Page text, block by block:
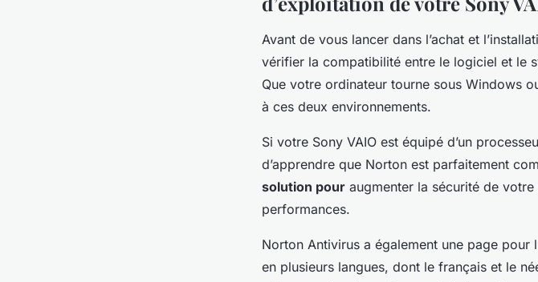
Avant de vous lancer dans l’achat et
vérifier la compatibilité entre le logiciel et le
Que votre ordinateur tourne sous Windows
à ces deux environnements.
Si votre Sony VAIO est équipé d’un
d’apprendre que Norton est parfaitement
solution pour augmenter la sécurité de
performances.
Norton Antivirus a également une page
en plusieurs langues, dont le français et le